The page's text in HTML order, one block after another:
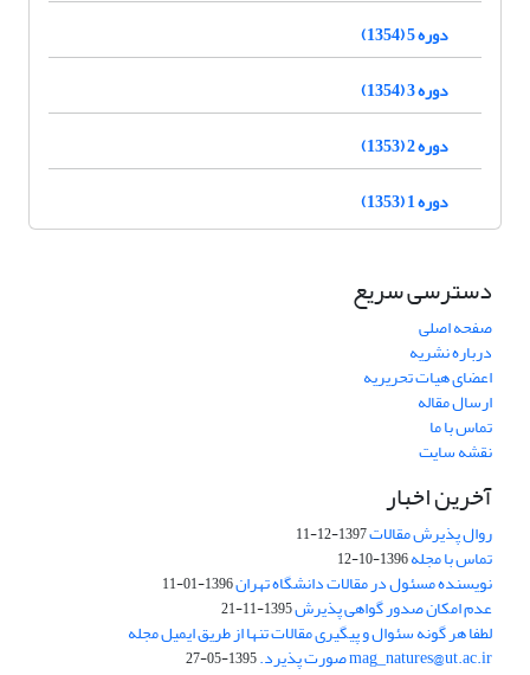
دوره 5 (1354)
دوره 3 (1354)
دوره 2 (1353)
دوره 1 (1353)
دسترسی سریع
صفحه اصلی
درباره نشریه
اعضای هیات تحریریه
ارسال مقاله
تماس با ما
نقشه سایت
آخرین اخبار
روال پذیرش مقالات1397-12-11
تماس با مجله1396-10-12
نویسنده مسئول در مقالات دانشگاه تهران1396-01-11
عدم امکان صدور گواهی پذیرش1395-11-21
لطفا هر گونه سئوال و پیگیری مقالات تنها از طریق ایمیل مجله
mag_natures@ut.ac.ir صورت پذیرد. 1395-05-27